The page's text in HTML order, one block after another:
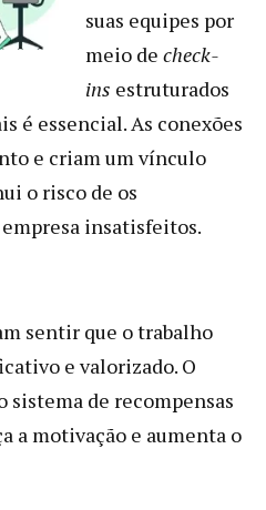
suas equipes por
meio de check-
ins estruturados
é essencial. As conexões
e criam um vínculo
o risco de os
insatisfeitos.
sentir que o trabalho
e valorizado. O
de recompensas
a motivação e aumenta o